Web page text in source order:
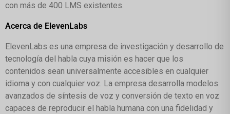
con más de 400 LMS existentes.
Acerca de ElevenLabs
ElevenLabs es una empresa de investigación y desarrollo de
tecnología del habla cuya misión es hacer que los
contenidos sean universalmente accesibles en cualquier
idioma y con cualquier voz. La empresa desarrolla modelos
avanzados de síntesis de voz y conversión de texto en voz
capaces de reproducir el habla humana con una fidelidad y